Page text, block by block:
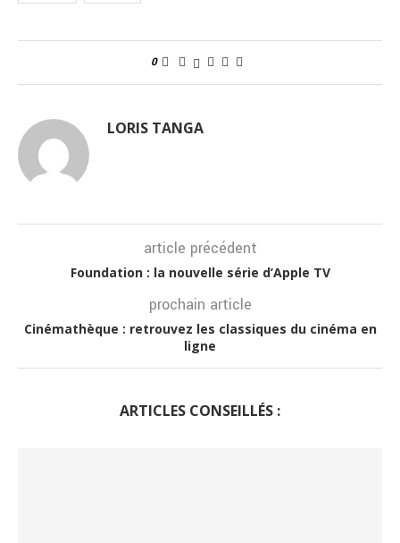
0
LORIS TANGA
article précédent
Foundation : la nouvelle série d’Apple TV
prochain article
Cinémathèque : retrouvez les classiques du cinéma en
ligne
ARTICLES CONSEILLÉS :